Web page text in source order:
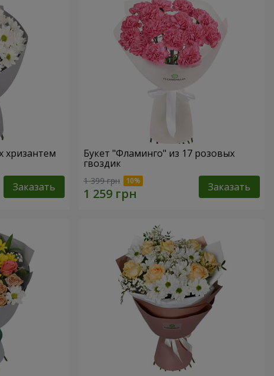
хризантем
Заказать
Букет "Фламинго" из 17 розовых
гвоздик
1 399 грн Заказать